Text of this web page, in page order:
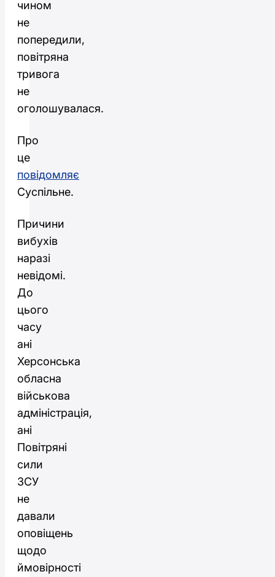
чином
не
попередили,
повітряна
тривога
не
оголошувалася.
Про
це
повідомляє
Суспільне.
Причини
вибухів
наразі
невідомі.
До
цього
часу
ані
Херсонська
обласна
військова
адміністрація,
ані
Повітряні
сили
ЗСУ
не
давали
оповіщень
щодо
ймовірності